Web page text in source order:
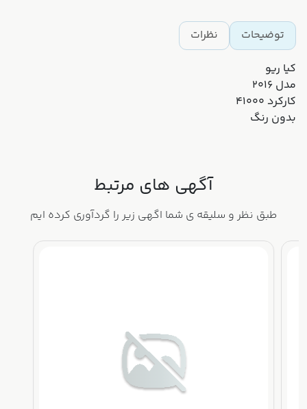
توضیحات
نظرات
کیا ریو
مدل ۲۰۱۶
کارکرد ۴۱۰۰۰
بدون رنگ
آگهی های مرتبط
طبق نظر و سلیقه ی شما اگهی زیر را گردآوری کرده ایم